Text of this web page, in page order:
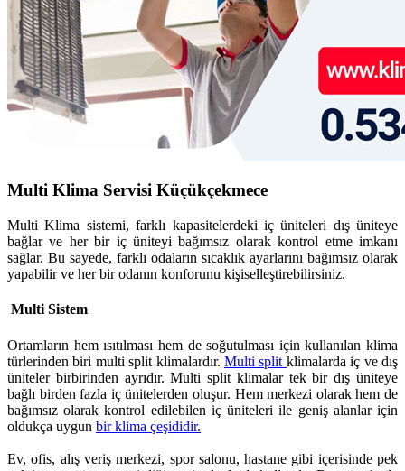
Multi Klima Servisi Küçükçekmece
Multi Klima sistemi, farklı kapasitelerdeki iç üniteleri dış üniteye
bağlar ve her bir iç üniteyi bağımsız olarak kontrol etme imkanı
sağlar. Bu sayede, farklı odaların sıcaklık ayarlarını bağımsız olarak
yapabilir ve her bir odanın konforunu kişiselleştirebilirsiniz.
Multi Sistem
Ortamların hem ısıtılması hem de soğutulması için kullanılan klima
türlerinden biri multi split klimalardır. Multi split klimalarda iç ve dış
üniteler birbirinden ayrıdır. Multi split klimalar tek bir dış üniteye
bağlı birden fazla iç ünitelerden oluşur. Hem merkezi olarak hem de
bağımsız olarak kontrol edilebilen iç üniteleri ile geniş alanlar için
oldukça uygun bir klima çeşididir.
Ev, ofis, alış veriş merkezi, spor salonu, hastane gibi içerisinde pek